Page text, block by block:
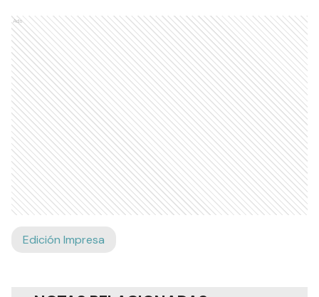
Ads
Edición Impresa